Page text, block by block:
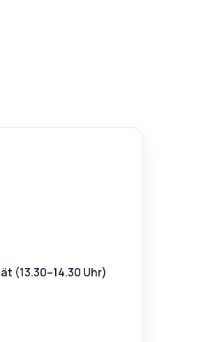
(13.30–14.30 Uhr)